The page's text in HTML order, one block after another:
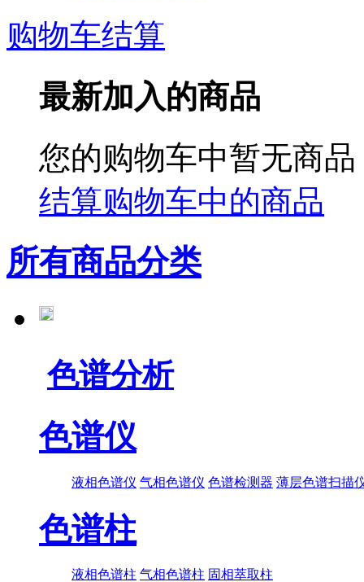
购物车结算
最新加入的商品
您的购物车中暂无商
结算购物车中的商品
所有商品分类
色谱分析
色谱仪
液相色谱仪 气相色谱仪 色谱检测器 薄层色谱扫描
色谱柱
液相色谱柱 气相色谱柱 固相萃取柱